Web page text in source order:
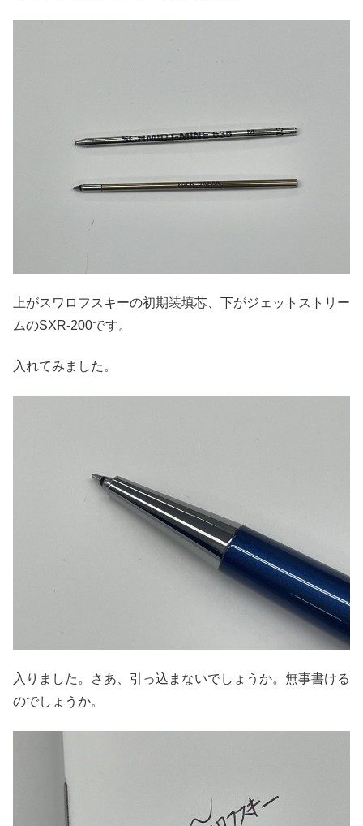
上がスワロフスキーの初期装填芯、下がジェットストリー
ムのSXR-200です。
入れてみました。
入りました。さあ、引っ込まないでしょうか。無事書ける
のでしょうか。